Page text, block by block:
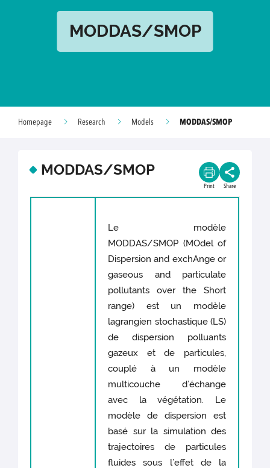
MODDAS/SMOP
Homepage Research Models MODDAS/SMOP
MODDAS/SMOP
Print Share
Le modèle
MODDAS/SMOP (MOdel of
Dispersion and exchAnge or
gaseous and particulate
pollutants over the Short
range) est un modèle
lagrangien stochastique (LS)
de dispersion polluants
gazeux et de particules,
couplé à un modèle
multicouche d’échange
avec la végétation. Le
modèle de dispersion est
basé sur la simulation des
trajectoires de particules
fluides sous l’effet de la